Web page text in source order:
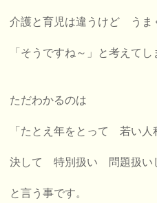
介護と育児は違うけど うま
「そうですね～」と考えてし
ただわかるのは
「たとえ年をとって 若い人
決して 特別扱い 問題扱い
と言う事です。